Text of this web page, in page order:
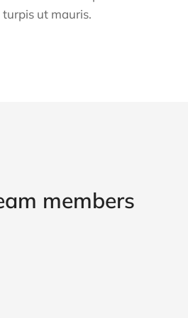
ut mauris.
members